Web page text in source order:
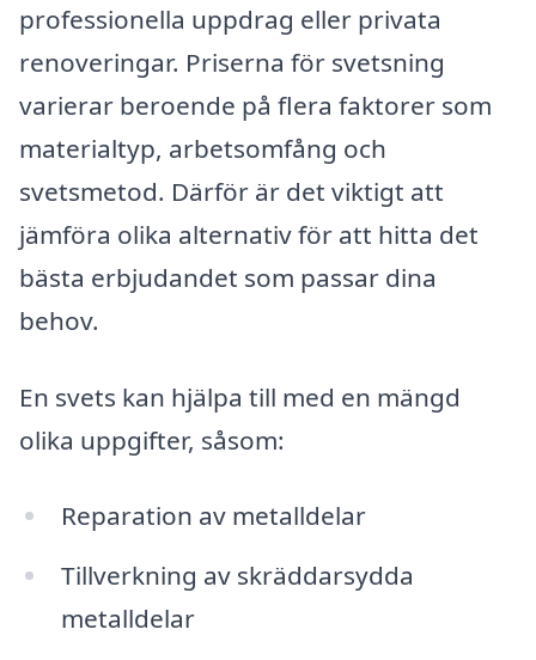
professionella uppdrag eller privata
renoveringar. Priserna för svetsning
varierar beroende på flera faktorer som
materialtyp, arbetsomfång och
svetsmetod. Därför är det viktigt att
jämföra olika alternativ för att hitta det
bästa erbjudandet som passar dina
behov.
En svets kan hjälpa till med en mängd
olika uppgifter, såsom:
Reparation av metalldelar
Tillverkning av skräddarsydda
metalldelar